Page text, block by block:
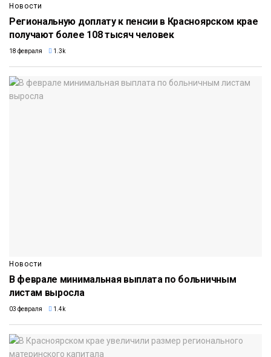
Новости
Региональную доплату к пенсии в Красноярском крае
получают более 108 тысяч человек
18 февраля 1.3k
Новости
В феврале минимальная выплата по больничным
листам выросла
03 февраля 1.4k